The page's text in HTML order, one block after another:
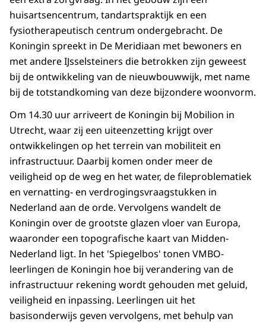
huisartsencentrum, tandartspraktijk en een
fysiotherapeutisch centrum ondergebracht. De
Koningin spreekt in De Meridiaan met bewoners en
met andere IJsselsteiners die betrokken zijn geweest
bij de ontwikkeling van de nieuwbouwwijk, met name
bij de totstandkoming van deze bijzondere woonvorm.
Om 14.30 uur arriveert de Koningin bij Mobilion in
Utrecht, waar zij een uiteenzetting krijgt over
ontwikkelingen op het terrein van mobiliteit en
infrastructuur. Daarbij komen onder meer de
veiligheid op de weg en het water, de fileproblematiek
en vernatting- en verdrogingsvraagstukken in
Nederland aan de orde. Vervolgens wandelt de
Koningin over de grootste glazen vloer van Europa,
waaronder een topografische kaart van Midden-
Nederland ligt. In het 'Spiegelbos' tonen VMBO-
leerlingen de Koningin hoe bij verandering van de
infrastructuur rekening wordt gehouden met geluid,
veiligheid en inpassing. Leerlingen uit het
basisonderwijs geven vervolgens, met behulp van